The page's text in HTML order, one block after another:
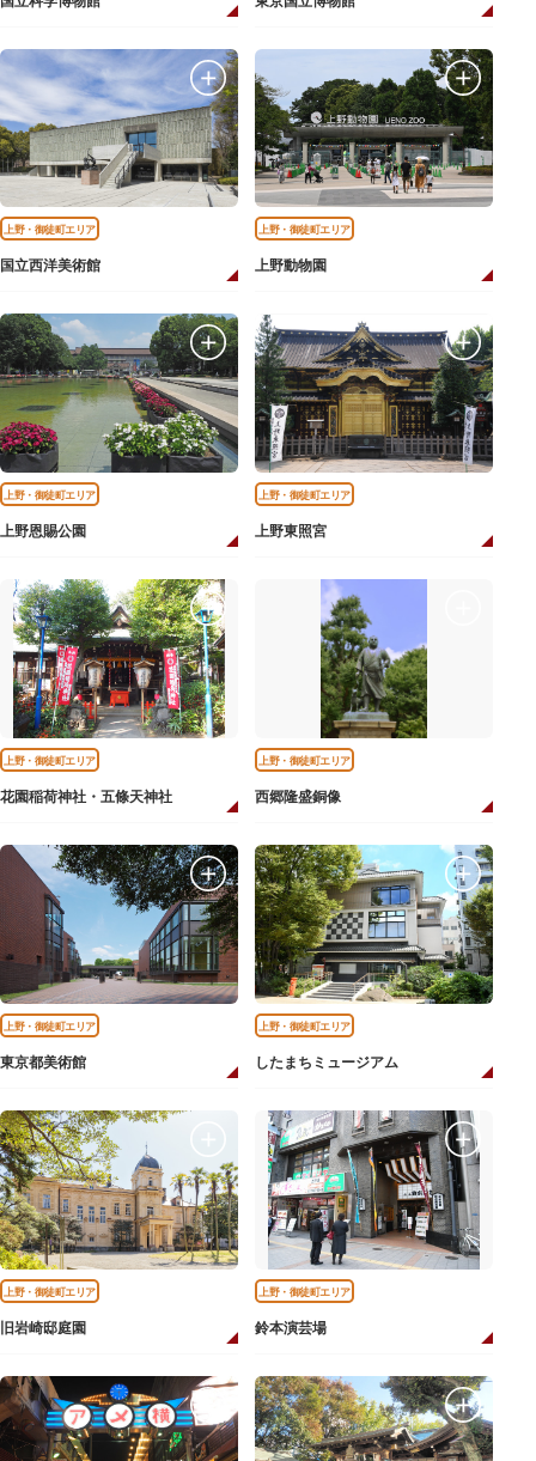
上野・御徒町エリア
国立西洋美術館
上野・御徒町エリア
上野動物園
上野・御徒町エリア
上野恩賜公園
上野・御徒町エリア
上野東照宮
上野・御徒町エリア
花園稲荷神社・五條天神社
上野・御徒町エリア
西郷隆盛銅像
上野・御徒町エリア
東京都美術館
上野・御徒町エリア
したまちミュージアム
上野・御徒町エリア
旧岩崎邸庭園
上野・御徒町エリア
鈴本演芸場